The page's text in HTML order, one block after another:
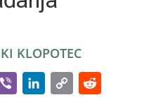
KLOPOTEC
ViberLinkedIn
Copy